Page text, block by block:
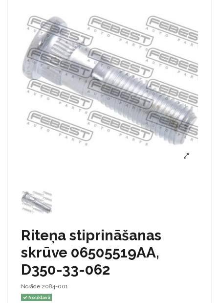
Riteņa stiprināšanas
skrūve 06505519AA,
D350-33-062
Norāde 2084-001
Noliktavā